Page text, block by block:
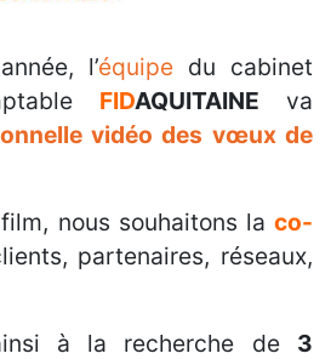
l’équipe du cabinet
FIDAQUITAINEva
vidéo des vœux de
nous souhaitons la co-
partenaires, réseaux,
à la recherche de 3